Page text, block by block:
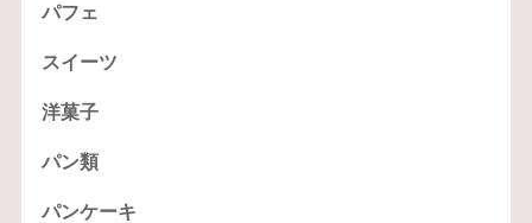
パフェ
スイーツ
洋菓子
パン類
パンケーキ